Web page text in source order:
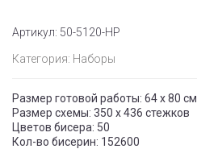
Артикул: 50-5120-НР
Категория: Наборы
Размер готовой работы: 64 х 80 см
Размер схемы: 350 х 436 стежков
Цветов бисера: 50
Кол-во бисерин: 152600